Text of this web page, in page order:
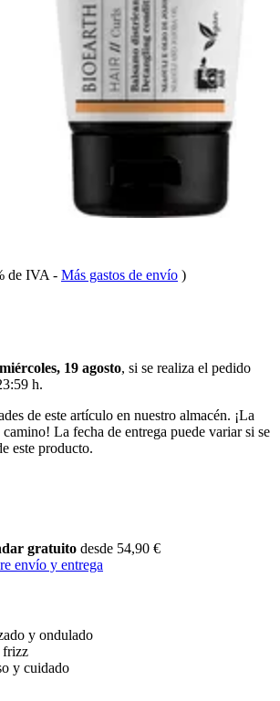
de IVA - Más gastos de envío )
19 agosto, si se realiza el pedido
h.
de este artículo en nuestro almacén. ¡La
camino! La fecha de entrega puede variar si se
este producto.
gratuito desde 54,90 €
envío y entrega
y ondulado
frizz
y cuidado